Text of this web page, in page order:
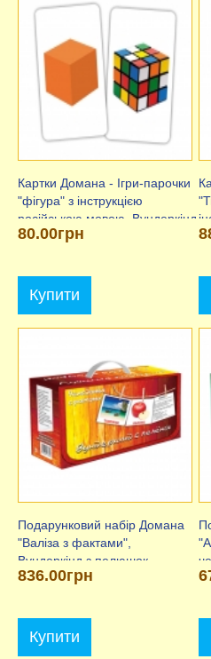
Картки Домана - Ігри-парочки
"фігура" з інструкцією
російською мовою, Вундеркінд
з пелюшок
80.00грн
Купити
Подарунковий набір Домана
"Валіза з фактами",
Вундеркінд з пелюшок
836.00грн
Купити